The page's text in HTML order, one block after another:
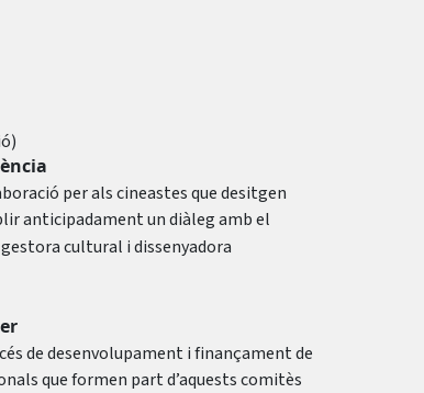
per als cineastes que desitgen
anticipadament un diàleg amb el
cultural i dissenyadora
de desenvolupament i finançament de
que formen part d’aquests comitès